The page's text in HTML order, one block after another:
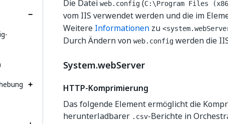
Die Datei web.config (C:\Program Files
vom IIS verwendet werden und die im
Weitere Informationen zu
Durch Ändern von web.config werden die
System.webServer
HTTP-Komprimierung
Das folgende Element ermöglicht die
herunterladbarer .csv-Berichte in